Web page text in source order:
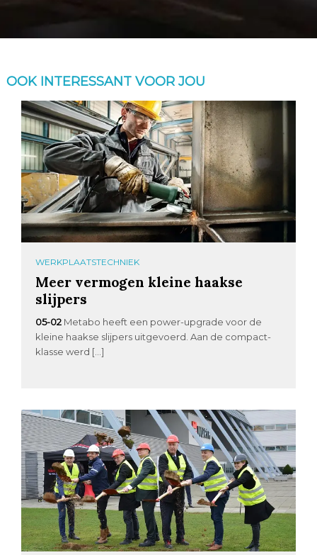
OOK INTERESSANT VOOR JOU
WERKPLAATSTECHNIEK
Meer vermogen kleine haakse
slijpers
05-02 Metabo heeft een power-upgrade voor de
kleine haakse slijpers uitgevoerd. Aan de compact-
klasse werd […]